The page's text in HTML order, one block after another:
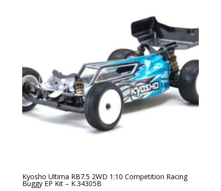
Kyosho Ultima RB7.5 2WD 1:10 Competition Racing
Buggy EP Kit – K.34305B